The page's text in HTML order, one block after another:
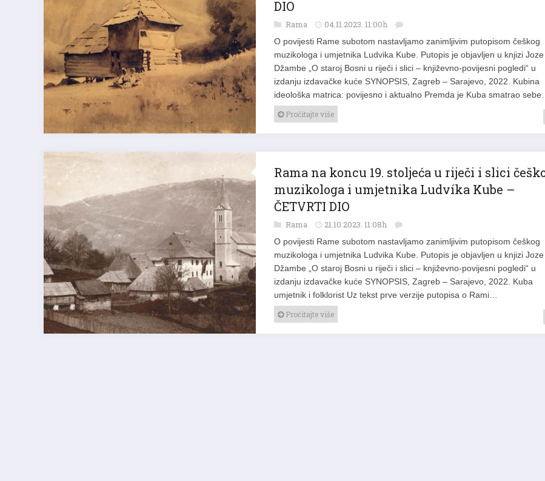
DIO
Rama 04.11.2023. 11:00h
O povijesti Rame subotom nastavljamo zanimljivim putopisom češkog
muzikologa i umjetnika Ludvika Kube. Putopis je objavljen u knjizi Joze
Džambe „O staroj Bosni u riječi i slici – književno-povijesni pogledi“ u
izdanju izdavačke kuće SYNOPSIS, Zagreb – Sarajevo, 2022. Kubina
ideološka matrica: povijesno i aktualno Premda je Kuba smatrao
Pročitajte više
Rama na koncu 19. stoljeća u riječi i slici
muzikologa i umjetnika Ludvíka Kube –
ČETVRTI DIO
Rama 21.10.2023. 11:08h
O povijesti Rame subotom nastavljamo zanimljivim putopisom češkog
muzikologa i umjetnika Ludvika Kube. Putopis je objavljen u knjizi Joze
Džambe „O staroj Bosni u riječi i slici – književno-povijesni pogledi“ u
izdanju izdavačke kuće SYNOPSIS, Zagreb – Sarajevo, 2022. Kuba
umjetnik i folklorist Uz tekst prve verzije putopisa o Rami…
Pročitajte više